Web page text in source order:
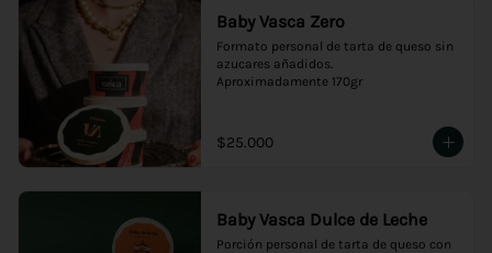
Baby Vasca Zero
Formato personal de tarta de queso sin
azucares añadidos.
Aproximadamente 170gr
$25.000
Baby Vasca Dulce de Leche
Porción personal de tarta de queso con